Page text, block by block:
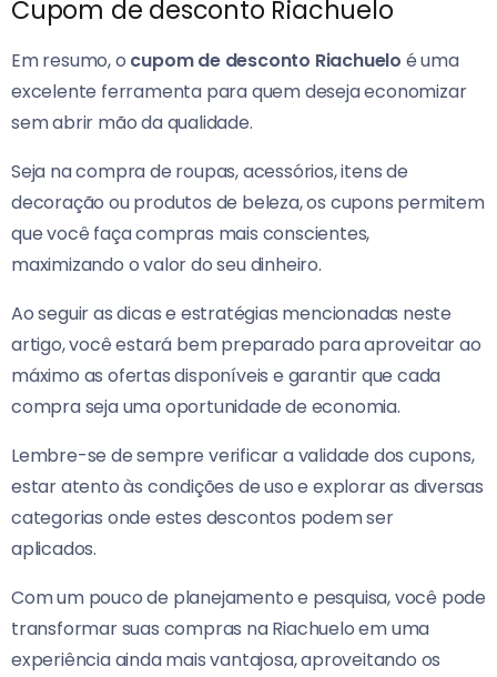
Cupom de desconto Riachuelo
Em resumo, o cupom de desconto Riachuelo é uma
excelente ferramenta para quem deseja economizar
sem abrir mão da qualidade.
Seja na compra de roupas, acessórios, itens de
decoração ou produtos de beleza, os cupons permitem
que você faça compras mais conscientes,
maximizando o valor do seu dinheiro.
Ao seguir as dicas e estratégias mencionadas neste
artigo, você estará bem preparado para aproveitar ao
máximo as ofertas disponíveis e garantir que cada
compra seja uma oportunidade de economia.
Lembre-se de sempre verificar a validade dos cupons,
estar atento às condições de uso e explorar as diversas
categorias onde estes descontos podem ser
aplicados.
Com um pouco de planejamento e pesquisa, você pode
transformar suas compras na Riachuelo em uma
experiência ainda mais vantajosa, aproveitando os